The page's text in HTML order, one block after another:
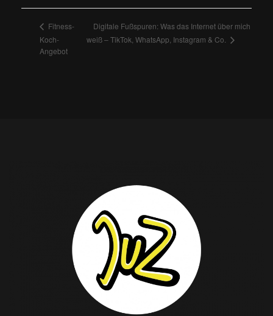
Fitness-
Koch-
Angebot
Digitale Fußspuren: Was das Internet über mich
weiß – TikTok, WhatsApp, Instagram & Co.